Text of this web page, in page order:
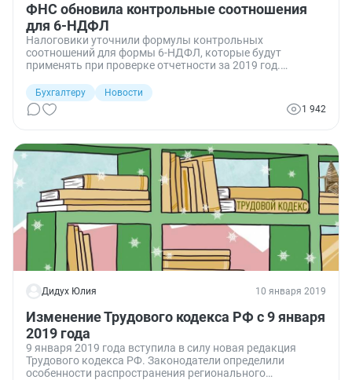
ФНС обновила контрольные соотношения
для 6-НДФЛ
Налоговики уточнили формулы контрольных
соотношений для формы 6-НДФЛ, которые будут
применять при проверке отчетности за 2019 год.
налогоплательщикам избежать ошибок, а значит, и
требований пояснений от ИФНС.
Бухгалтеру
Новости
1 942
Дидух Юлия 10 января 2019
Изменение Трудового кодекса РФ с 9 января
2019 года
9 января 2019 года вступила в силу новая редакция
Трудового кодекса РФ. Законодатели определили
особенности распространения регионального